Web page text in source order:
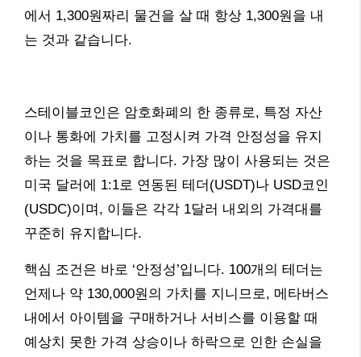
에서 1,300원짜리 물건을 살 때 항상 1,300원을 내
는 것과 같습니다.
스테이블코인은 암호화폐의 한 종류로, 특정 자산
이나 통화에 가치를 고정시켜 가격 안정성을 유지
하는 것을 목표로 합니다. 가장 많이 사용되는 것은
미국 달러에 1:1로 연동된 테더(USDT)나 USD코인
(USDC)이며, 이들은 각각 1달러 내외의 가격대를
꾸준히 유지합니다.
핵심 조건은 바로 ‘안정성’입니다. 100개의 테더는
언제나 약 130,000원의 가치를 지니므로, 메타버스
내에서 아이템을 구매하거나 서비스를 이용할 때
예상치 못한 가격 상승이나 하락으로 인한 손실을